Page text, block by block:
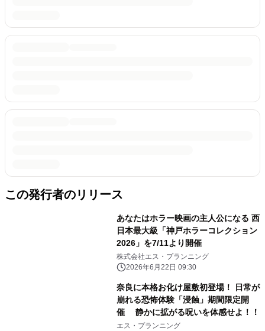
この発行者のリリース
あなたはホラー映画の主人公になる 西
日本最大級「神戸ホラーコレクション
2026」を7/11より開催
株式会社エス・プランニング
2026年6月22日 09:30
奈良に本格お化け屋敷初登場！ 日常が
崩れる恐怖体験「浸蝕」期間限定開
催 静かに拡がる呪いを体感せよ！！
エス・プランニング